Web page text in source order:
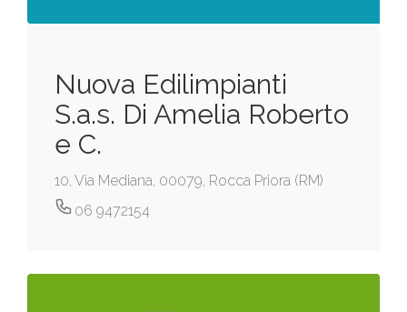
Nuova Edilimpianti
S.a.s. Di Amelia Roberto
e C.
10, Via Mediana, 00079, Rocca Priora (RM)
06 9472154